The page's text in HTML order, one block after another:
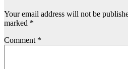
Your email address will not be
marked *
Comment *